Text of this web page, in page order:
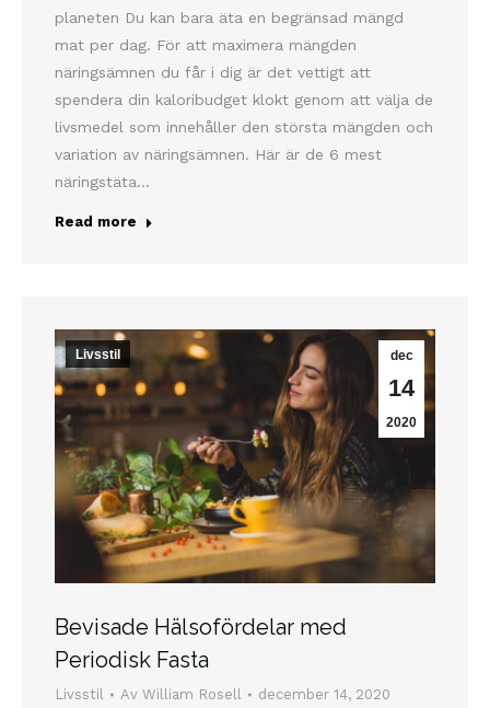
planeten Du kan bara äta en begränsad mängd
mat per dag. För att maximera mängden
näringsämnen du får i dig är det vettigt att
spendera din kaloribudget klokt genom att välja de
livsmedel som innehåller den största mängden och
variation av näringsämnen. Här är de 6 mest
näringstäta…
Read more
dec
14
2020
Livsstil
Bevisade Hälsofördelar med
Periodisk Fasta
Livsstil Av William Rosell december 14, 2020